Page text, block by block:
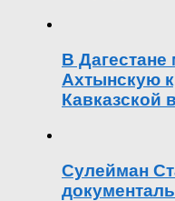
В Дагестане
Ахтынскую
Сулейман